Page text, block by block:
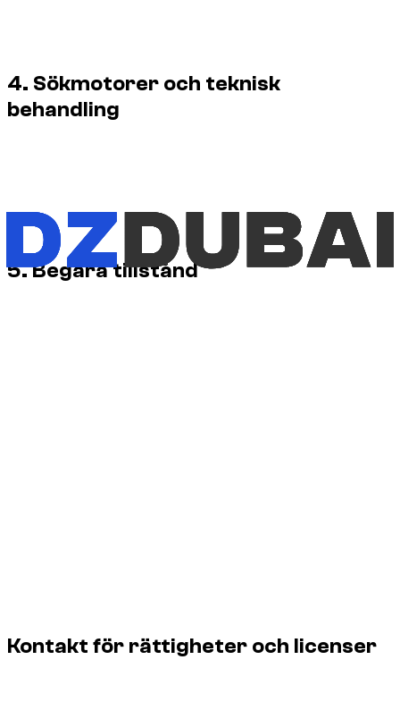
4. Sökmotorer och teknisk
behandling
Bildmetadata kan ange skapare, rättighetsinnehavare,
kreditering och URL till denna rättighetsförklaring.
5. Begära tillstånd
Kontakt för rättigheter och licenser